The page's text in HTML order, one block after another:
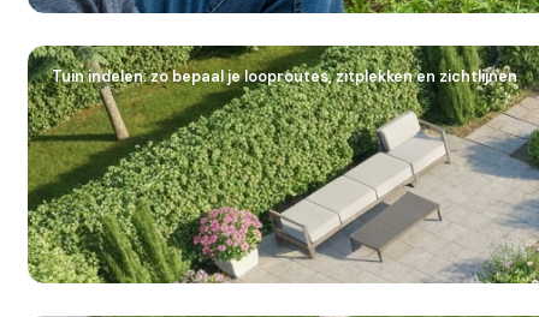
Tuin indelen: zo bepaal je looproutes, zitplekken en zichtlijnen